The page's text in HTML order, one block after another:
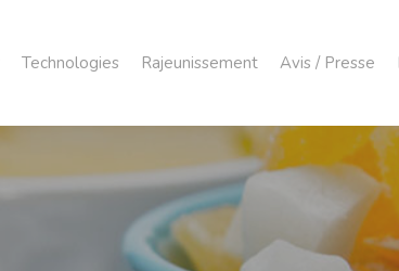
Technologies Rajeunissement Avis / Presse